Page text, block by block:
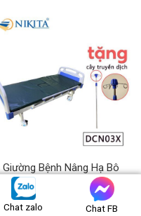
Giường Bệnh Nâng Hạ Bô
Vệ Sinh NIKITA NKT –
6.090.000 ₫
Chat zalo Chat FB